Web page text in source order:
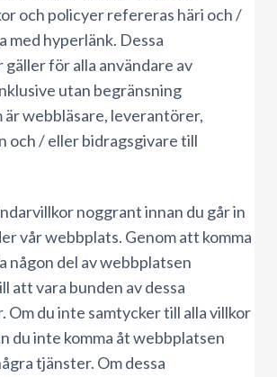
och policyer refereras häri och /
med hyperlänk. Dessa
gäller för alla användare av
utan begränsning
är webbläsare, leverantörer,
och / eller bidragsgivare till
noggrant innan du går in
vår webbplats. Genom att komma
någon del av webbplatsen
att vara bunden av dessa
Om du inte samtycker till alla villkor
du inte komma åt webbplatsen
tjänster. Om dessa